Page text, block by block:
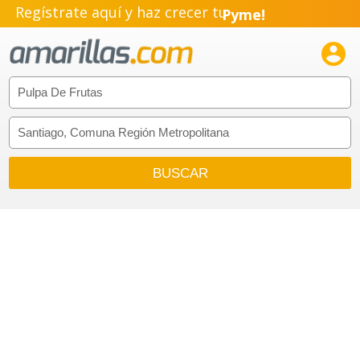
Regístrate aquí y haz crecer tuPyme!
Emprendimiento!
